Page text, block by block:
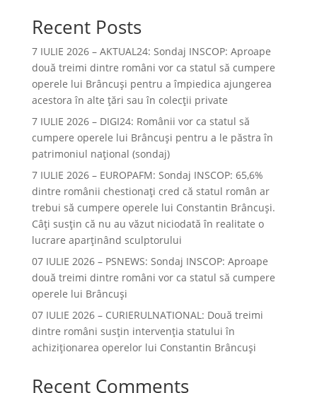
Recent Posts
7 IULIE 2026 – AKTUAL24: Sondaj INSCOP: Aproape
două treimi dintre români vor ca statul să cumpere
operele lui Brâncuşi pentru a împiedica ajungerea
acestora în alte ţări sau în colecţii private
7 IULIE 2026 – DIGI24: Românii vor ca statul să
cumpere operele lui Brâncuși pentru a le păstra în
patrimoniul național (sondaj)
7 IULIE 2026 – EUROPAFM: Sondaj INSCOP: 65,6%
dintre românii chestionați cred că statul român ar
trebui să cumpere operele lui Constantin Brâncuși.
Câți susțin că nu au văzut niciodată în realitate o
lucrare aparținând sculptorului
07 IULIE 2026 – PSNEWS: Sondaj INSCOP: Aproape
două treimi dintre români vor ca statul să cumpere
operele lui Brâncuși
07 IULIE 2026 – CURIERULNATIONAL: Două treimi
dintre români susțin intervenția statului în
achiziționarea operelor lui Constantin Brâncuși
Recent Comments